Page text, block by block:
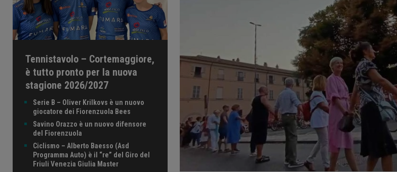
Tennistavolo – Cortemaggiore,
è tutto pronto per la nuova
stagione 2026/2027
Serie B – Oliver Krilkovs è un nuovo
giocatore dei Fiorenzuola Bees
Savino Orazzo è un nuovo difensore
del Fiorenzuola
Ciclismo – Alberto Baesso (Asd
Programma Auto) è il “re” del Giro del
Friuli Venezia Giulia Master